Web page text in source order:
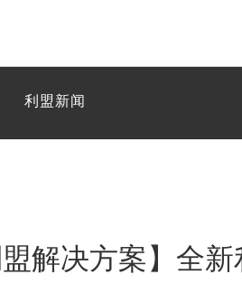
利盟新闻
盟解决方案】全